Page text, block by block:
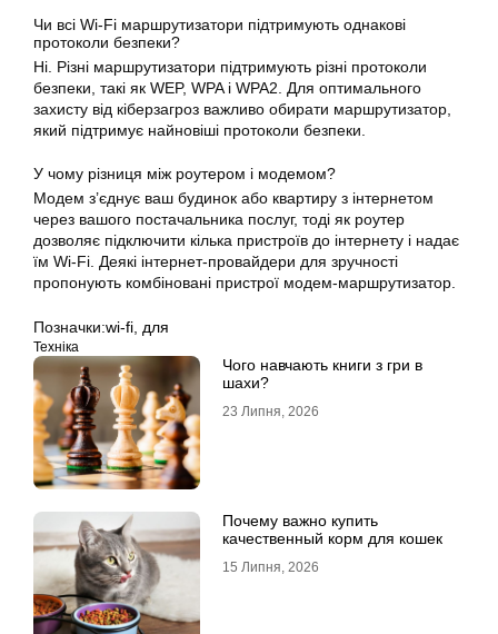
Чи всі Wi-Fi маршрутизатори підтримують однакові
протоколи безпеки?
Ні. Різні маршрутизатори підтримують різні протоколи
безпеки, такі як WEP, WPA і WPA2. Для оптимального
захисту від кіберзагроз важливо обирати маршрутизатор,
який підтримує найновіші протоколи безпеки.
У чому різниця між роутером і модемом?
Модем з’єднує ваш будинок або квартиру з інтернетом
через вашого постачальника послуг, тоді як роутер
дозволяє підключити кілька пристроїв до інтернету і надає
їм Wi-Fi. Деякі інтернет-провайдери для зручності
пропонують комбіновані пристрої модем-маршрутизатор.
Позначки:wi-fi для
Техніка
Чого навчають книги з гри в
шахи?
23 Липня, 2026
Почему важно купить
качественный корм для кошек
15 Липня, 2026